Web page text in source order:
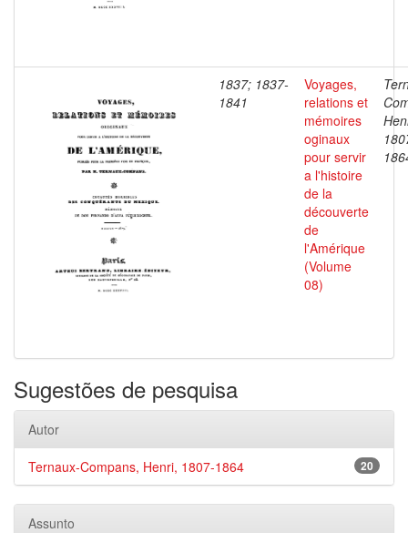
1837; 1837-
1841
Voyages,
relations et
mémoires
oginaux
pour servir
a l'histoire
de la
découverte
de
l'Amérique
(Volume
08)
Sugestões de pesquisa
Autor
20
Ternaux-Compans, Henri, 1807-1864
Assunto